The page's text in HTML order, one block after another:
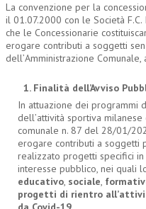
La convenzione per la
il 01.07.2000 con le Società
che le Concessionarie
erogare contributi a soggetti
dell’Amministrazione
1. Finalità dell’Avviso
In attuazione dei programmi
dell’attività sportiva
comunale n. 87 del 28/01/
erogare contributi a soggetti
realizzato progetti specifici
interesse pubblico, nei quali
educativo, sociale,
progetti di rientro all’